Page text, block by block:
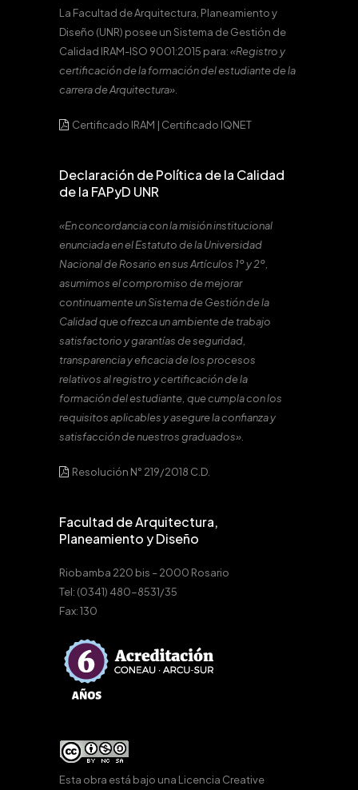
La Facultad de Arquitectura, Planeamiento y
Diseño (UNR) posee un Sistema de Gestión de
Calidad IRAM-ISO 9001:2015 para:«Registro y
certificación de la formación del estudiante de la
carrera de Arquitectura».
Certificado IRAM | Certificado IQNET
Declaración de Política de la Calidad
de la FAPyD UNR
«En concordancia con la misión institucional
enunciada en el Estatuto de la Universidad
Nacional de Rosario en sus Artículos 1º y 2º,
asumimos el compromiso de mejorar
continuamente un Sistema de Gestión de la
Calidad que ofrezca un ambiente de trabajo
satisfactorio y garantías de seguridad,
transparencia y eficacia de los procesos
relativos al registro y certificación de la
formación del estudiante, que cumpla con los
requisitos aplicables y asegure la confianza y
satisfacción de nuestros graduados».
Resolución N° 219/2018 C.D.
Facultad de Arquitectura,
Planeamiento y Diseño
Riobamba 220 bis – 2000 Rosario
Tel: (0341) 480-8531/35
Fax: 130
Esta obra está bajo una Licencia Creative